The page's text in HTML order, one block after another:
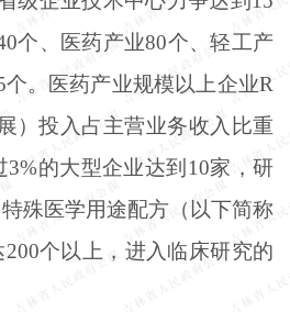
个、医药产业80个、轻工产
。医药产业规模以上企业R
）投入占主营业务收入比重
3%的大型企业达到10家，研
殊医学用途配方（以下简称
个以上，进入临床研究的